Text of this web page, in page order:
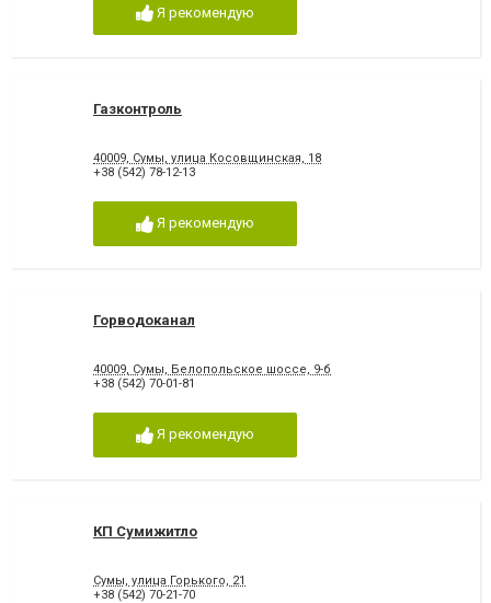
Я рекомендую
Газконтроль
40009, Сумы, улица Косовщинская, 18
+38 (542) 78-12-13
Я рекомендую
Горводоканал
40009, Сумы, Белопольское шоссе, 9-б
+38 (542) 70-01-81
Я рекомендую
КП Сумижитло
Сумы, улица Горького, 21
+38 (542) 70-21-70